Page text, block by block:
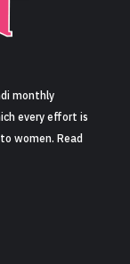
monthly
every effort is
women. Read